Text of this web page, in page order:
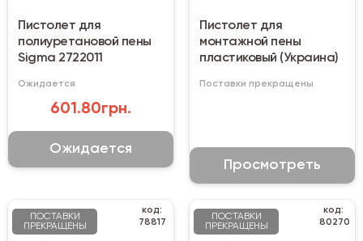
Пистолет для
полиуретановой пены
Sigma 2722011
Ожидается
601.80грн.
Ожидается
Пистолет для
монтажной пены
пластиковый (Украина)
Поставки прекращены
Просмотреть
ПОСТАВКИ
ПРЕКРАЩЕНЫ
код:
78817
ПОСТАВКИ
ПРЕКРАЩЕНЫ
код:
80270